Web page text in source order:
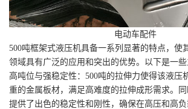
电动车配件
500吨框架式液压机具备一系列显著的特点，使
领域具有广泛的应用和突出的优势。以下是一些
高吨位与强稳定性：500吨的拉伸力使得该液压
重的金属板材，满足高难度的拉伸成形需求。
提供了出色的稳定性和刚性，确保在高压和高